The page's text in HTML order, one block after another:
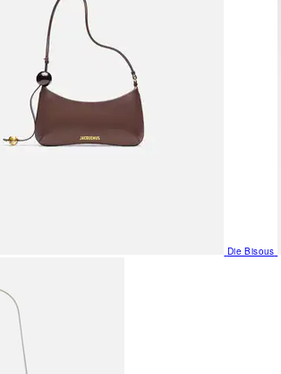
Die Bisous